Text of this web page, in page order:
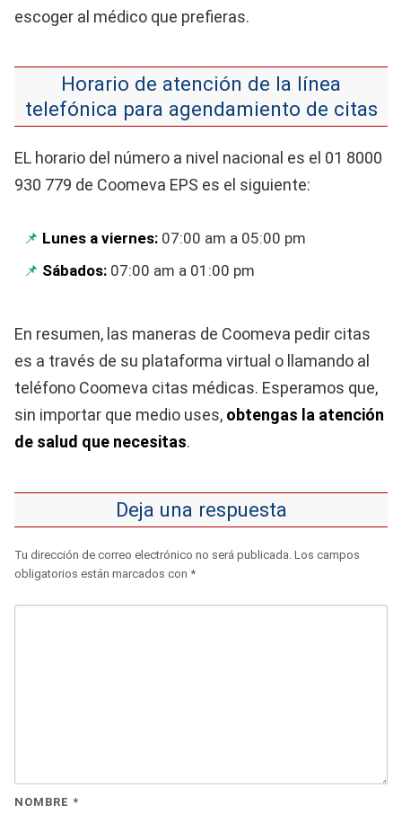
escoger al médico que prefieras.
Horario de atención de la línea
telefónica para agendamiento de citas
EL horario del número a nivel nacional es el 01 8000
930 779 de Coomeva EPS es el siguiente:
Lunes a viernes: 07:00 am a 05:00 pm
Sábados: 07:00 am a 01:00 pm
En resumen, las maneras de Coomeva pedir citas
es a través de su plataforma virtual o llamando al
teléfono Coomeva citas médicas. Esperamos que,
sin importar que medio uses, obtengas la atención
de salud que necesitas.
Deja una respuesta
Tu dirección de correo electrónico no será publicada. Los campos
obligatorios están marcados con *
NOMBRE *